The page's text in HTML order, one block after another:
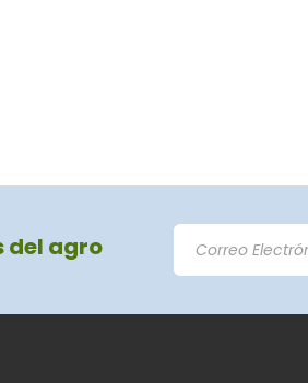
del agro